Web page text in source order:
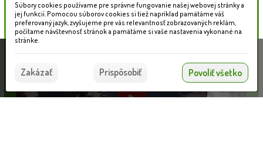
Táto stránka používa súbory cookies, ktoré nám
pomáhajú poskytovať služby. Používaním našich
služieb vyjadrujete súhlas s používaním súborov
Súhlasím
Súbory cookies používame pre správne fungovanie našej webovej stránky a
jej funkcií. Pomocou súborov cookies si tiež napríklad pamätáme váš
preferovaný jazyk, zvyšujeme pre vás relevantnosť zobrazovaných reklám,
počítame návštevnosť stránok a pamätáme si vaše nastavenia vykonané na
stránke.
Zakázať Prispôsobiť Povoliť všetko